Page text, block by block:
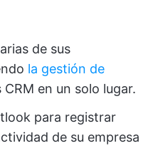
de sus
la gestión de
en un solo lugar.
para registrar
de su empresa